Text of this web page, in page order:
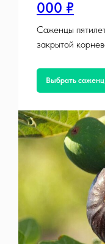
000 ₽
Саженцы
закрытой
Выбрать